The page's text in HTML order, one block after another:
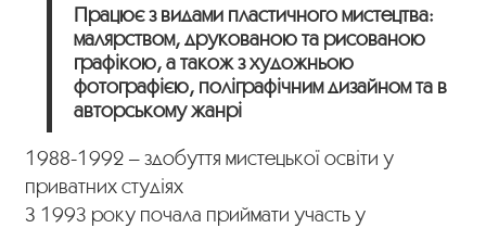
Працює з видами пластичного мистецтва:
малярством, друкованою та рисованою
графікою, а також з художньою
фотографією, поліграфічним дизайном та в
авторському жанрі
1988-1992 – здобуття мистецької освіти у
приватних студіях
З 1993 року почала приймати участь у